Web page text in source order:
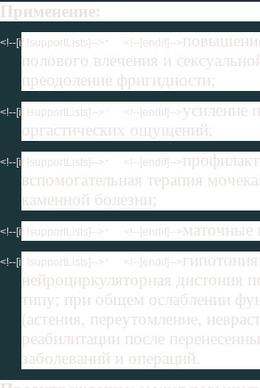
Применение:
<!--[if !supportLists]--> · <!--[endif]-->
полового влечения и
преодоление фригидности;
<!--[if !supportLists]--> · <!--[endif]-->усиление
оргастических ощущений;
<!--[if !supportLists]--> · <!--[endif]-->
вспомогательная терапия
каменной болезни;
<!--[if !supportLists]--> · <!--[endif]-->маточные
<!--[if !supportLists]--> · <!--[endif]-->гипотония;
нейроциркуляторная дистония
типу; при общем ослаблении
(астения, переутомление,
реабилитации после
заболеваний и операций.